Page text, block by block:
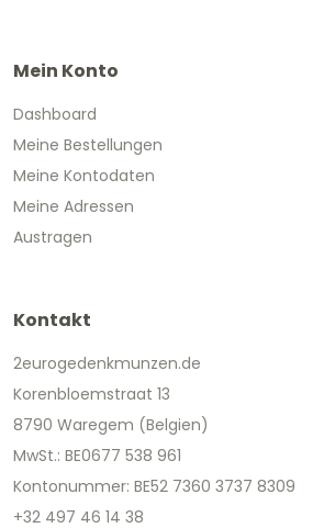
Mein Konto
Dashboard
Meine Bestellungen
Meine Kontodaten
Meine Adressen
Austragen
Kontakt
2eurogedenkmunzen.de
Korenbloemstraat 13
8790 Waregem (Belgien)
MwSt.: BE0677 538 961
Kontonummer: BE52 7360 3737 8309
+32 497 46 14 38